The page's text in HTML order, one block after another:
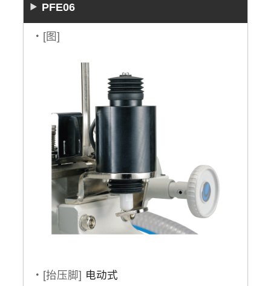
PFE06
・[图]
・[抬压脚] 电动式